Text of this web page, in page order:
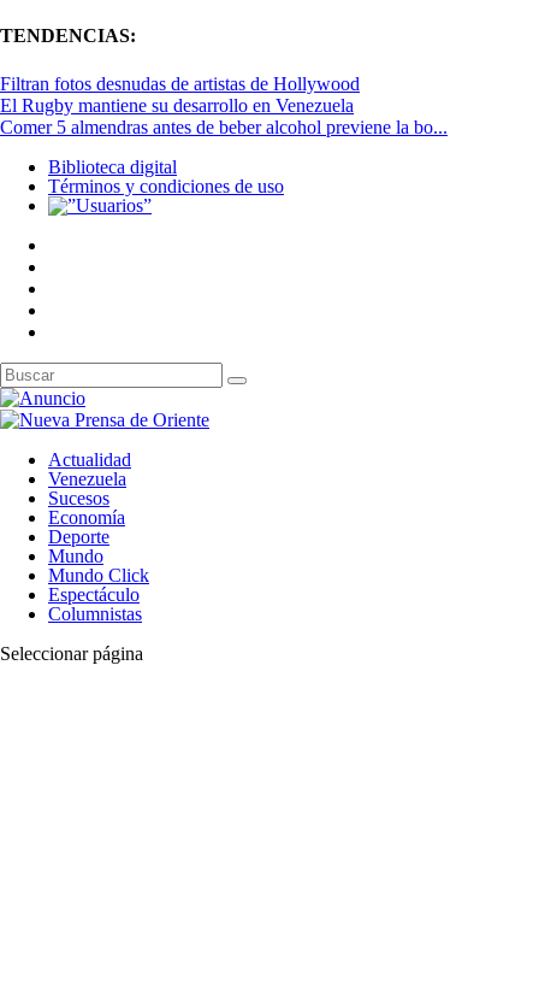
TENDENCIAS:
Filtran fotos desnudas de artistas de Hollywood
El Rugby mantiene su desarrollo en Venezuela
Comer 5 almendras antes de beber alcohol previene la bo...
Biblioteca digital
Términos y condiciones de uso
Actualidad
Venezuela
Sucesos
Economía
Deporte
Mundo
Mundo Click
Espectáculo
Columnistas
Seleccionar página